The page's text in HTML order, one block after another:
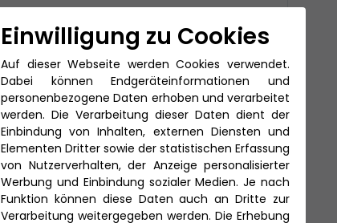
Einwilligung zu Cookies
Auf dieser Webseite werden Cookies verwendet.
Dabei können Endgeräteinformationen und
personenbezogene Daten erhoben und verarbeitet
werden. Die Verarbeitung dieser Daten dient der
Einbindung von Inhalten, externen Diensten und
Elementen Dritter sowie der statistischen Erfassung
von Nutzerverhalten, der Anzeige personalisierter
Werbung und Einbindung sozialer Medien. Je nach
Funktion können diese Daten auch an Dritte zur
Verarbeitung weitergegeben werden. Die Erhebung